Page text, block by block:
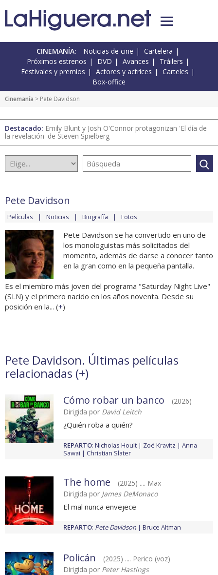
CINEMANÍA: Noticias de cine
Cartelera
Próximos estrenos
DVD Avances
Tráilers
Festivales y premios
Actores y actrices
Carteles
Box-office
Cinemanía > Pete Davidson
Destacado: Emily Blunt y Josh O'Connor protagonizan 'El día de
la revelación' de Steven Spielberg
Pete Davidson
Películas Noticias Biografía Fotos
Pete Davidson se ha convertido en uno de
los monologuistas más solicitados del
momento, además de darse a conocer tanto
en la gran como en la pequeña pantalla.
Es el miembro más joven del programa "Saturday Night Live"
(SLN) y el primero nacido en los años noventa. Desde su
posición en la... (+)
Pete Davidson. Últimas películas
relacionadas (+)
Cómo robar un banco
(2026)
Dirigida por David Leitch
¿Quién roba a quién?
REPARTO: Nicholas Hoult Zoë Kravitz
Anna
Sawai
Christian Slater
The home
(2025) .... Max
Dirigida por James DeMonaco
El mal nunca envejece
REPARTO: Pete Davidson Bruce Altman
Policán
(2025) .... Perico (voz)
Dirigida por Peter Hastings